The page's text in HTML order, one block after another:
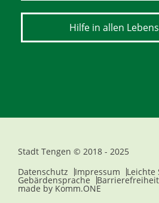
Hilfe in allen
Stadt Tengen © 2018 - 2025
Datenschutz
Impressum Leichte
Gebärdensprache Barrierefreiheit
made by Komm.ONE